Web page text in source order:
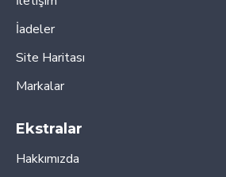
İadeler
Site Haritası
Markalar
Ekstralar
Hakkımızda